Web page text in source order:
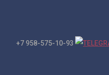
575-10-93